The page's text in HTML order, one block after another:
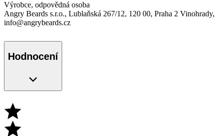
Výrobce, odpovědná osoba
Angry Beards s.r.o., Lublaňská 267/12, 120 00, Praha 2 Vinohrady,
info@angrybeards.cz
Hodnocení